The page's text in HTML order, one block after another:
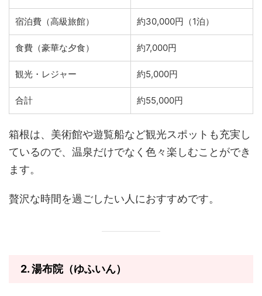
宿泊費（高級旅館） 約30,000円（1泊）
食費（豪華な夕食） 約7,000円
観光・レジャー 約5,000円
合計 約55,000円
箱根は、美術館や遊覧船など観光スポットも充実し
ているので、温泉だけでなく色々楽しむことができ
ます。
贅沢な時間を過ごしたい人におすすめです。
2.湯布院（ゆふいん）